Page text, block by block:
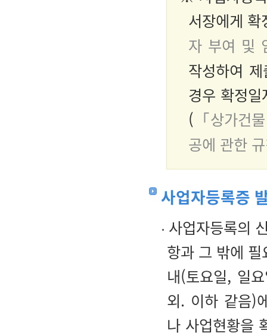
서장에게
자 부여 및
작성하여
경우 확정
( 「상가건
공에 관한
사업자등록증
사업자등록의
항과 그 밖에
내(토요일, 일
외. 이하 같음)
나 사업현황을